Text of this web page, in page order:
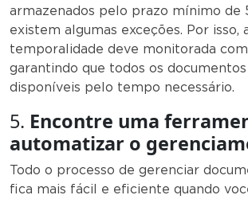
armazenados pelo prazo mínimo de
existem algumas exceções. Por isso,
temporalidade deve monitorada
garantindo que todos os
disponíveis pelo tempo necessário.
5. Encontre uma
automatizar o
Todo o processo de gerenciar
fica mais fácil e eficiente quando